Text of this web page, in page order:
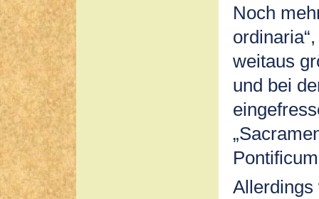
Noch
weitaus
und bei
Allerdings